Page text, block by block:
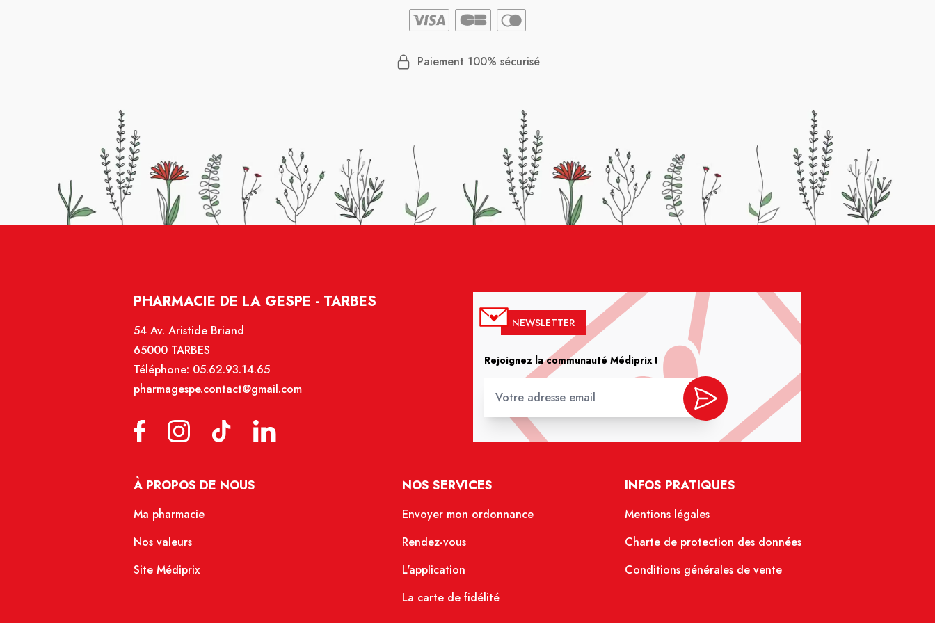
Paiement 100% sécurisé
PHARMACIE DE LA GESPE - TARBES
54 Av. Aristide Briand
65000 TARBES
Téléphone: 05.62.93.14.65
pharmagespe.contact@gmail.com
NEWSLETTER
Rejoignez la communauté Médiprix !
À PROPOS DE NOUS
Ma pharmacie
Nos valeurs
Site Médiprix
NOS SERVICES
Envoyer mon ordonnance
Rendez-vous
L'application
La carte de fidélité
INFOS PRATIQUES
Mentions légales
Charte de protection des données
Conditions générales de vente